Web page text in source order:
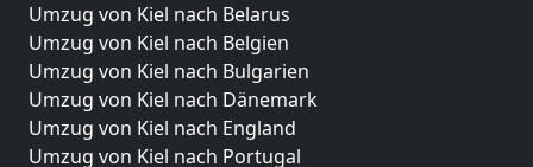
Umzug von Kiel nach Belarus
Umzug von Kiel nach Belgien
Umzug von Kiel nach Bulgarien
Umzug von Kiel nach Dänemark
Umzug von Kiel nach England
Umzug von Kiel nach Portugal